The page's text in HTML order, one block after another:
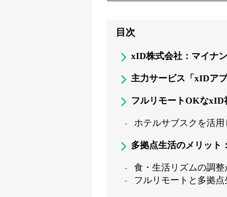
目次
xID株式会社：マイナ
主力サービス「xIDア
フルリモートOKなxID
ホテルサブスクを活
多拠点生活のメリット
食・生活リズムの調
フルリモートと多拠